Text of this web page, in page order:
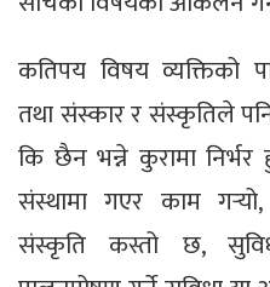
कतिपय विषय व्यक्तिको
तथा संस्कार र संस्कृतिले पनि
कि छैन भन्ने कुरामा
संस्थामा गएर काम
संस्कृति कस्तो छ,